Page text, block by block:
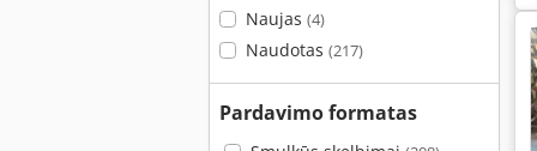
Naujas (4)
Naudotas (217)
Pardavimo formatas